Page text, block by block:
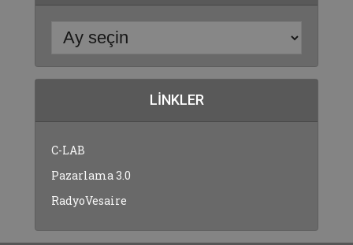
LINKLER
C-LAB
Pazarlama 3.0
RadyoVesaire